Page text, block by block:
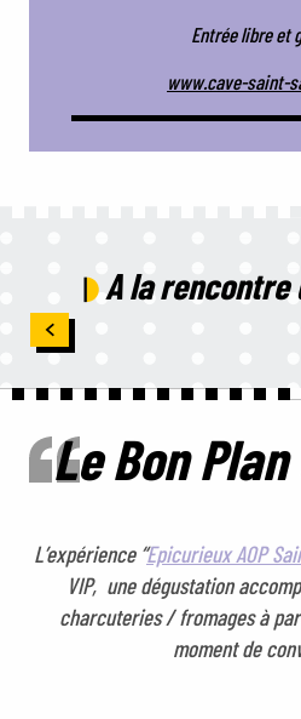
Entrée libre et
www.cave-saint-
A la rencontre
Château Coutinel Vignobles
Labastide-Saint-Pierre
Le Bon
L’expérience “Epicurieux AOP
VIP, une dégustation
charcuteries / fromages à
moment de